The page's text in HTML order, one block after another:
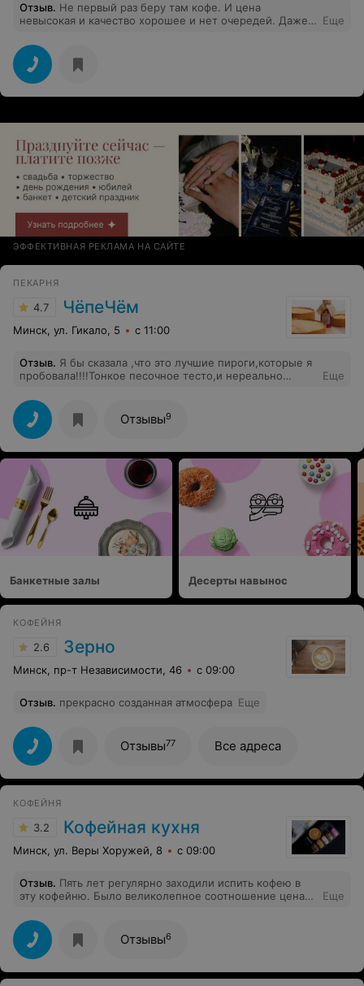
Отзыв. Не первый раз беру там кофе. И цена
невысокая и качество хорошее и нет очередей. Даже
Еще
ЭФФЕКТИВНАЯ РЕКЛАМА НА САЙТЕ
ПЕКАРНЯ
4.7 ЧёпеЧём
Минск, ул. Гикало, 5 с 11:00
Отзыв. Я бы сказала ,что это лучшие пироги,которые я
пробовала!!!!Тонкое песочное тесто,и нереально
Матросский и творожный-это действительно
душевные,аппетитные и очень вкусные пироги. Ещё
отмечу оформление!
Еще
Отзывы9
Банкетные залы Десерты навынос
КОФЕЙНЯ
2.6 Зерно
Минск, пр-т Независимости, 46 с 09:00
Отзыв. прекрасно созданная атмосфера Еще
Отзывы77 Все адреса
КОФЕЙНЯ
3.2 Кофейная кухня
Минск, ул. Веры Хоружей, 8 с 09:00
Отзыв. Пять лет регулярно заходили испить кофею в
эту кофейню. Было великолепное соотношение цена-
пустой даже американо. Уровень ресторана быстрого
питания ((( вероятно поменяли зерно и все испортили
(( всем рекомендовали как лучшую кофейню в Минске.
Теперь уже забираем слова назад. И да - совершенно
безучастные бариста
Еще
Отзывы6